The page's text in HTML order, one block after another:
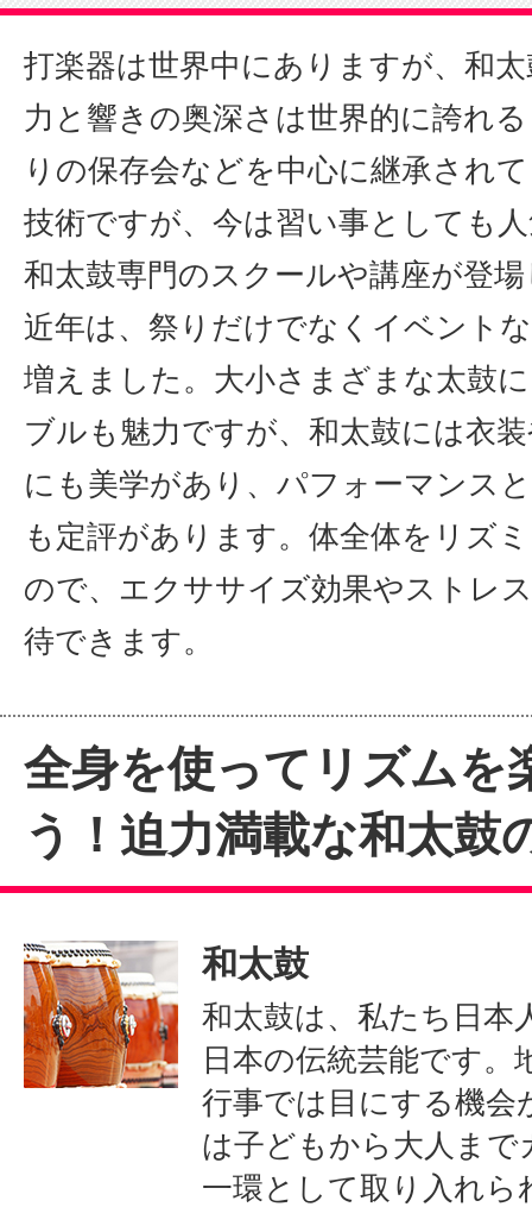
打楽器は世界中にありますが、和
力と響きの奥深さは世界的に誇れ
りの保存会などを中心に継承され
技術ですが、今は習い事としても
和太鼓専門のスクールや講座が登
近年は、祭りだけでなくイベント
増えました。大小さまざまな太鼓
ブルも魅力ですが、和太鼓には衣
にも美学があり、パフォーマンス
も定評があります。体全体をリズ
ので、エクササイズ効果やストレ
待できます。
全身を使ってリズムを
う！迫力満載な和太鼓
和太鼓
和太鼓は、私たち日本
日本の伝統芸能です。
行事では目にする機会
は子どもから大人まで
一環として取り入れら